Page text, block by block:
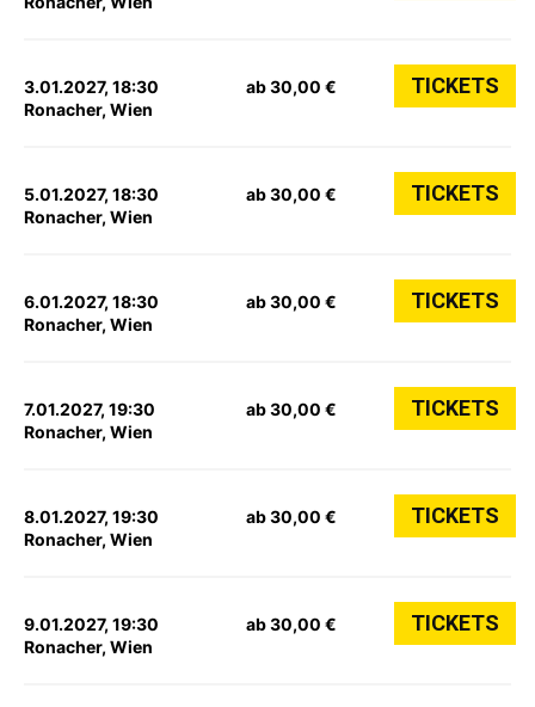
3.01.2027, 18:30
Ronacher, Wien
ab 30,00 € TICKETS
5.01.2027, 18:30
Ronacher, Wien
ab 30,00 € TICKETS
6.01.2027, 18:30
Ronacher, Wien
ab 30,00 € TICKETS
7.01.2027, 19:30
Ronacher, Wien
ab 30,00 € TICKETS
8.01.2027, 19:30
Ronacher, Wien
ab 30,00 € TICKETS
9.01.2027, 19:30
Ronacher, Wien
ab 30,00 € TICKETS